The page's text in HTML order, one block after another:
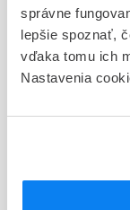
správne
lepšie spoznať,
vďaka tomu ich
Nastavenia
Stav
E - EU registrácia
Typ registračnej